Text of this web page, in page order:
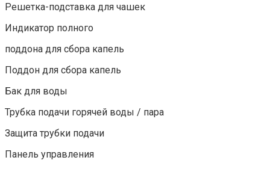
Решетка-подставка для чашек
Индикатор полного
поддона для сбора капель
Поддон для сбора капель
Бак для воды
Трубка подачи горячей воды / пара
Защита трубки подачи
Панель управления